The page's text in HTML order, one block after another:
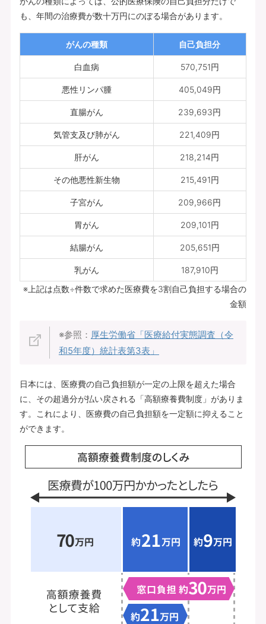
も、年間の治療費が数十万円にのぼる場合があります。
がんの種類 自己負担分
白血病 570,751円
悪性リンパ腫 405,049円
直腸がん 239,693円
気管支及び肺がん 221,409円
肝がん 218,214円
その他悪性新生物 215,491円
子宮がん 209,966円
胃がん 209,101円
結腸がん 205,651円
乳がん
187,910円
※上記は点数÷件数で求めた医療費を3割自己負担する場合の
金額
※参照： 厚生労働省「医療給付実態調査（令
和5年度）統計表第3表」
日本には、医療費の自己負担額が一定の上限を超えた場合
に、その超過分が払い戻される「高額療養費制度」がありま
す。これにより、医療費の自己負担額を一定額に抑えること
ができます。